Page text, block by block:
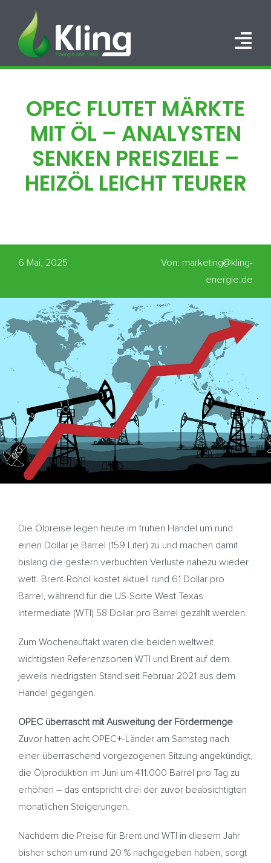
springen
PORTFOLIO
ÜBER UNS
KARRIERE
OPEC FLUTET MÄRKTE
MIT ÖL – ANALYSTEN
SENKEN PREISZIELE –
HEIZÖL LEICHT TEURER
6 Mai, 2025
Von: marketing@kling-
energie.de
Die Ölpreise legen heute im frühen Handel um rund
einen Dollar je Barrel (159 Liter) zu und machen damit
bislang die gestern verbuchten Verluste nahezu wieder
wett. Brent-Rohöl kostet aktuell rund 61 Dollar pro
Barrel, während für die US-Sorte West Texas
Intermediate (WTI) 58 Dollar pro Barrel gezahlt werden.
Zum Wochenauftakt waren die beiden weltweit
wichtigsten Referenzsorten WTI und Brent auf dem
jeweils niedrigsten Stand seit Februar 2021 aus dem
Handel gegangen.
OPEC überrascht mit Ausweitung der Fördermenge
Zuvor hatten acht OPEC+-Länder am Samstag nach
einer überraschend vorgezogenen Sitzung angekündigt,
die Ölproduktion im Juni um 411.000 Barrel pro Tag zu
erhöhen – das entspricht drei der zuvor beabsichtigten
monatlichen Steigerungen.
Nachdem die Preise für Brent und WTI in diesem Jahr
bisher schon um rund 20 % nachgegeben haben, sorgt